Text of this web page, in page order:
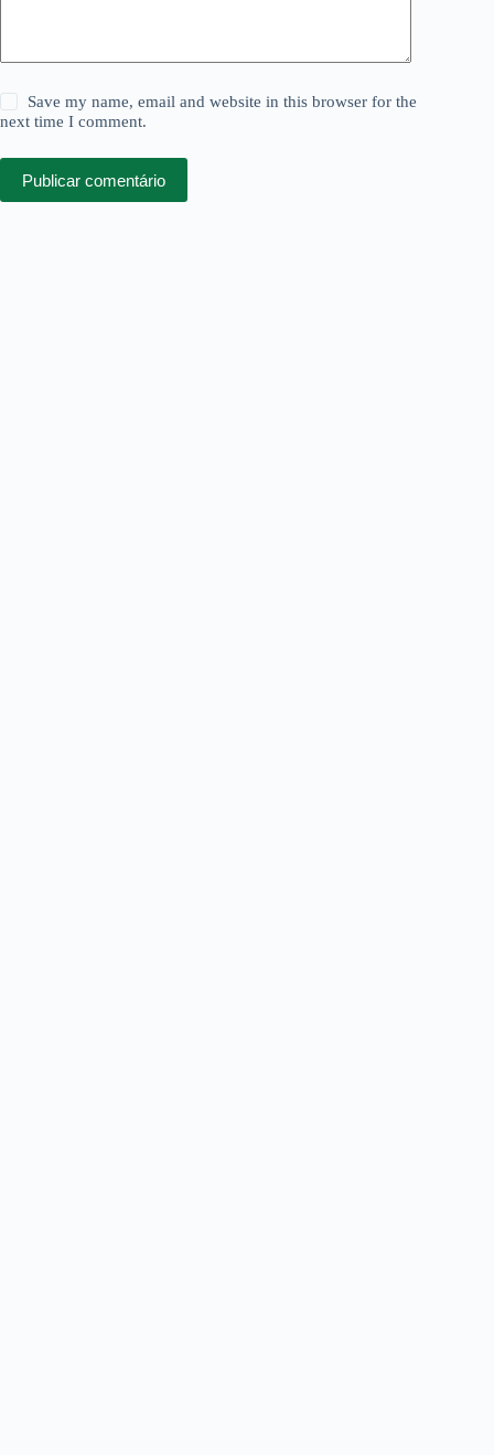
Save my name, email and website in this browser for the
next time I comment.
Publicar comentário